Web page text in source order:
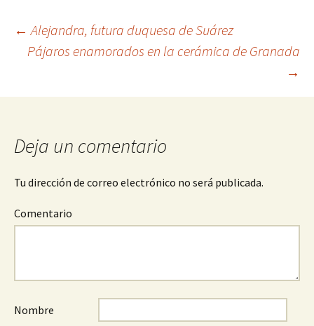
Navegación
de
entradas
← Alejandra, futura duquesa de Suárez
Pájaros enamorados en la cerámica de Granada
→
Deja un comentario
Tu dirección de correo electrónico no será publicada.
Comentario
Nombre